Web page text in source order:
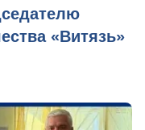
«Витязь»